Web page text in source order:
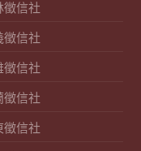
徵信社
徵信社
徵信社
徵信社
徵信社